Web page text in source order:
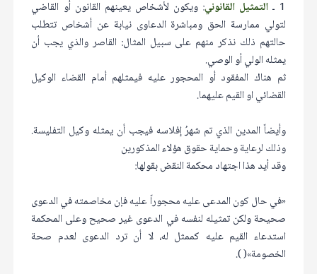
1 ـ التمثيل القانوني: ويكون لأشخاص يعينهم القانون أو القاضي
لتولي ممارسة الحق ومباشرة الدعاوى نيابة عن أشخاص تتطلب
حالتهم ذلك نذكر منهم على سبيل المثال: القاصر والذي يجب أن
يمثله الولي أو الوصي.
ثم هناك المفقود أو المحجور عليه فيمثلهم أمام القضاء الوكيل
القضائي او القيم عليهما.
وأيضاً المدين الذي تم شهرُ إفلاسه فيجب أن يمثله وكيل التفليسة.
وذلك لرعاية وحماية حقوق هؤلاء المذكورين
وقد أيد هذا اجتهاد محكمة النقض بقولها:
«في حال كون المدعى عليه محجوراً عليه فإن مخاصمته في الدعوى
صحيحة ولكن تمثيله لنفسه في الدعوى غير صحيح وعلى المحكمة
استدعاء القيم عليه كممثل له، لا أن ترد الدعوى لعدم صحة
الخصومة»( ).